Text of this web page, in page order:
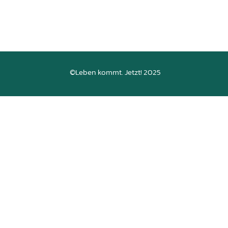
©Leben kommt. Jetzt! 2025